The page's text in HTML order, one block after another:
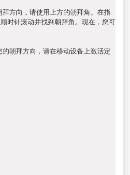
方向，请使用上方的朝拜角。在指
时针滚动并找到朝拜角。现在，您可
朝拜方向，请在移动设备上激活定